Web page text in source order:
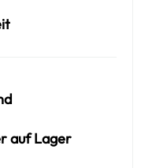
auf Lager